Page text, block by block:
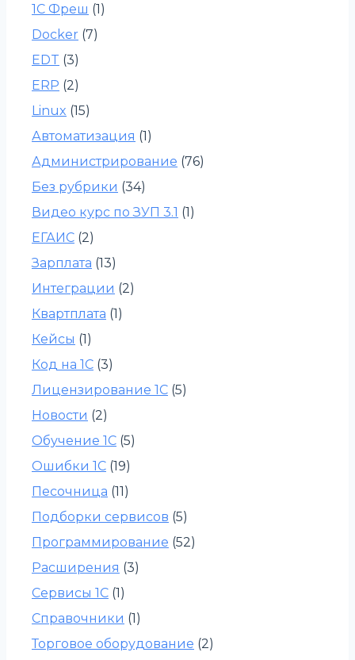
1С Фреш (1)
Docker (7)
EDT (3)
ERP (2)
Linux (15)
Автоматизация (1)
Администрирование (76)
Без рубрики (34)
Видео курс по ЗУП 3.1 (1)
ЕГАИС (2)
Зарплата (13)
Интеграции (2)
Квартплата (1)
Кейсы (1)
Код на 1С (3)
Лицензирование 1С (5)
Новости (2)
Обучение 1С (5)
Ошибки 1С (19)
Песочница (11)
Подборки сервисов (5)
Программирование (52)
Расширения (3)
Сервисы 1С (1)
Справочники (1)
Торговое оборудование (2)